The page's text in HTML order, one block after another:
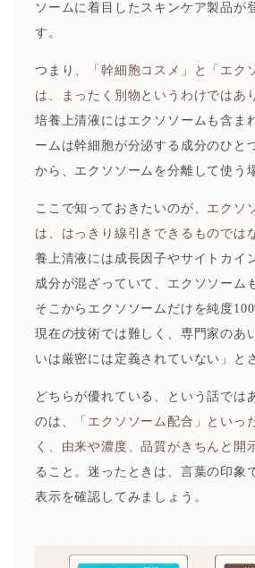
ソームに着目したスキンケア製品が
す。
つまり、
「幹細胞コスメ」と「エク
は、まったく別物というわけではあ
培養上清液にはエクソソームも含ま
ームは幹細胞が分泌する成分のひと
から、エクソソームを分離して使う
ここで知っておきたいのが、 エクソ
は、はっきり線引きできるものでは
養上清液には成長因子やサイトカイ
成分が混ざっていて、エクソソーム
そこからエクソソームだけを純度
現在の技術では難しく、専門家のあ
いは厳密には定義されていない」と
どちらが優れている、という話では
のは、
「エクソソーム配合」といっ
く、由来や濃度、品質がきちんと開
ること。迷ったときは、言葉の印象
表示を確認してみましょう。